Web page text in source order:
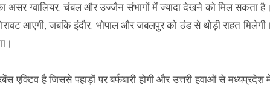
असर ग्वालियर, चंबल और उज्जैन संभागों में ज्यादा देखने को मिल सकता
आएगी, जबकि इंदौर, भोपाल और जबलपुर को ठंड से थोड़ी राहत
एक्टिव है जिससे पहाड़ों पर बर्फबारी होगी और उत्तरी हवाओं से मध्यप्रदेश